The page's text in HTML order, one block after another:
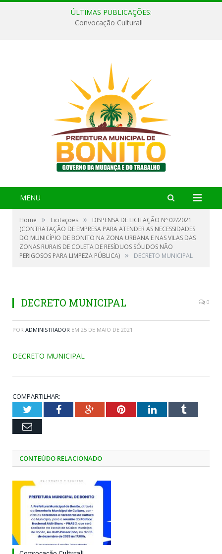
ÚLTIMAS PUBLICAÇÕES:
Convocação Cultural!
MENU
Home » Licitações »
DISPENSA DE LICITAÇÃO Nº 02/2021
(CONTRATAÇÃO DE EMPRESA PARA ATENDER AS NECESSIDADES
DO MUNICÍPIO DE BONITO NA ZONA URBANA E NAS VILAS DAS
ZONAS RURAIS DE COLETA DE RESÍDUOS SÓLIDOS NÃO
PERIGOSOS PARA LIMPEZA PÚBLICA) » DECRETO MUNICIPAL
DECRETO MUNICIPAL 0
POR ADMINISTRADOR EM 25 DE MAIO DE 2021
DECRETO MUNICIPAL
COMPARTILHAR:
TwitterFacebookGoogle+PinterestLinkedInTumblr
Email
CONTEÚDO RELACIONADO